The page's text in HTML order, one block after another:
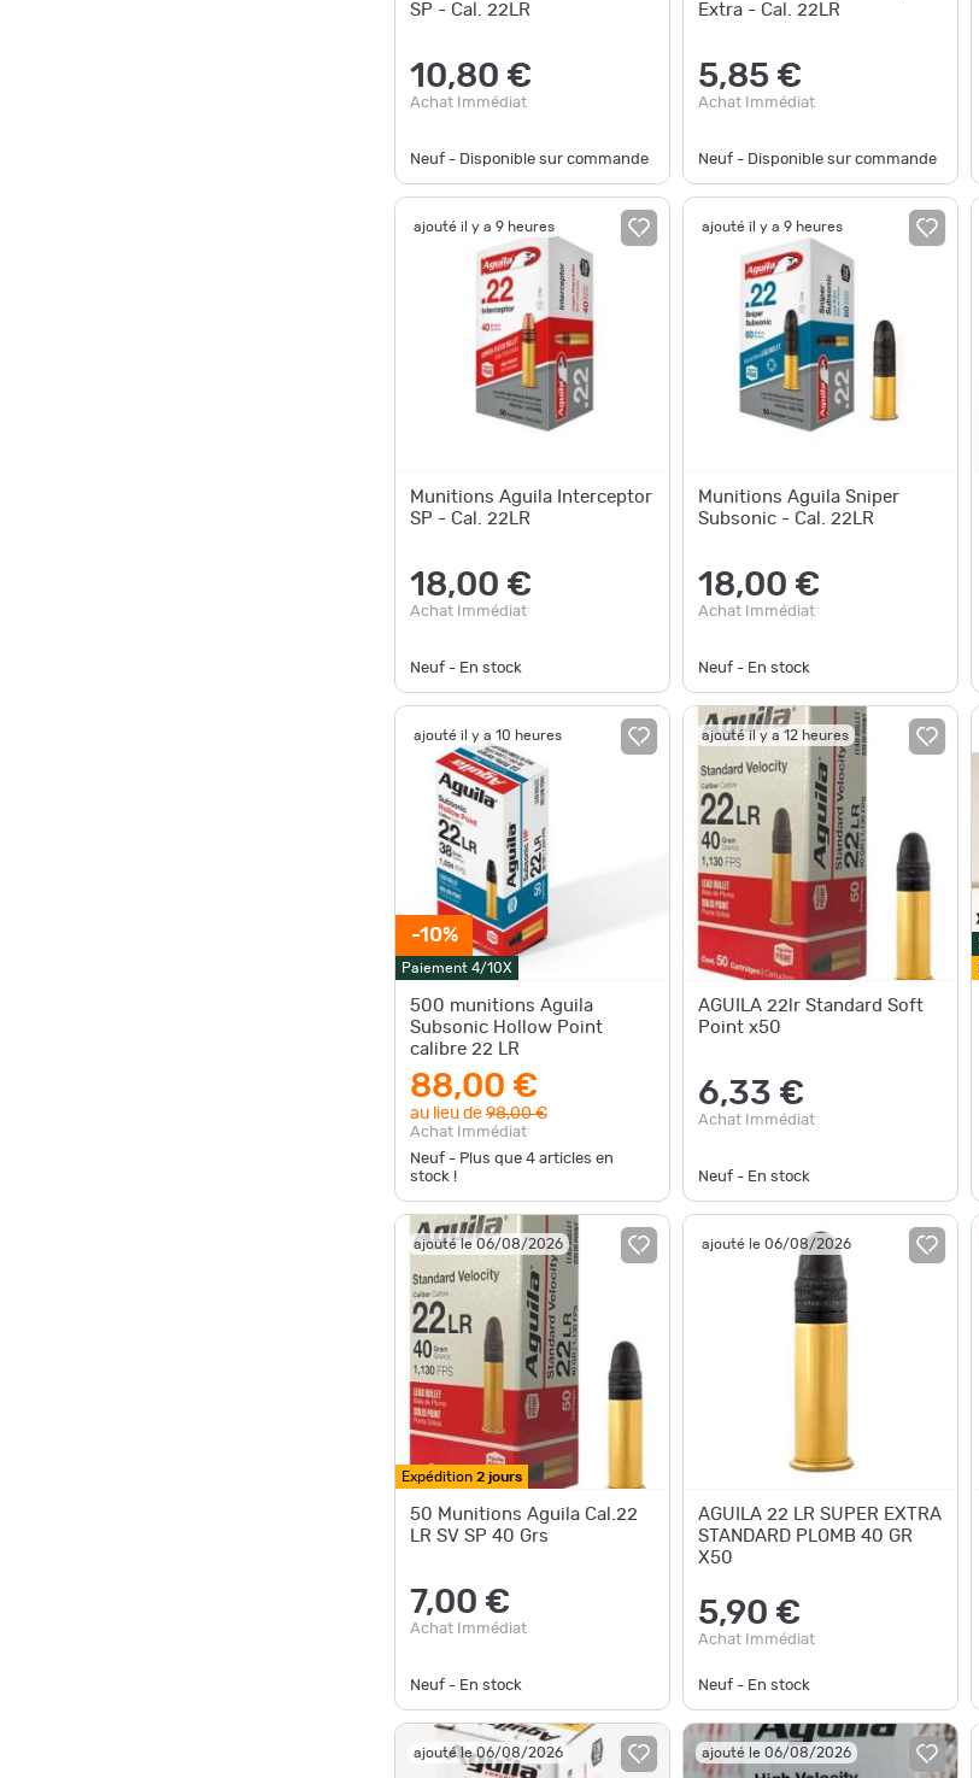
SP - Cal. 22LR
10,80 €
Achat Immédiat
Neuf - Disponible sur commande
Extra - Cal. 22LR
5,85 €
Achat Immédiat
Neuf - Disponible sur commande
ajouté il y a 9 heures
Munitions Aguila Interceptor
SP - Cal. 22LR
18,00 €
Achat Immédiat
Neuf - En stock
ajouté il y a 9 heures
Munitions Aguila Sniper
Subsonic - Cal. 22LR
18,00 €
Achat Immédiat
Neuf - En stock
ajouté il y a 10 heures
-10%
Paiement 4/10X
500 munitions Aguila
Subsonic Hollow Point
calibre 22 LR
88,00 €
au lieu de 98,00 €
Achat Immédiat
Neuf - Plus que 4 articles en
stock !
ajouté il y a 12 heures
AGUILA 22lr Standard Soft
Point x50
6,33 €
Achat Immédiat
Neuf - En stock
ajouté le 06/08/2026
Expédition 2 jours
50 Munitions Aguila Cal.22
LR SV SP 40 Grs
7,00 €
Achat Immédiat
Neuf - En stock
ajouté le 06/08/2026
AGUILA 22 LR SUPER EXTRA
STANDARD PLOMB 40 GR
X50
5,90 €
Achat Immédiat
Neuf - En stock
ajouté le 06/08/2026 ajouté le 06/08/2026